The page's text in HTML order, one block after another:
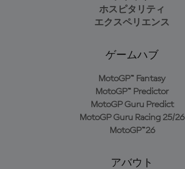
ホスピタリティ
エクスペリエンス
ゲームハブ
MotoGP™ Fantasy
MotoGP™ Predictor
MotoGP Guru Predict
MotoGP Guru Racing 25/26
MotoGP™26
アバウト